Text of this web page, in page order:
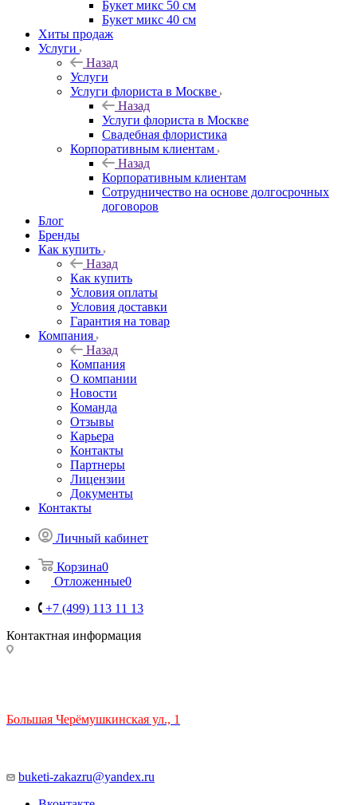
Букет микс 50 см
Букет микс 40 см
Хиты продаж
Услуги
Назад
Услуги
Услуги флориста в Москве
Назад
Услуги флориста в Москве
Свадебная флористика
Корпоративным клиентам
Назад
Корпоративным клиентам
Сотрудничество на основе долгосрочных
договоров
Блог
Бренды
Как купить
Назад
Как купить
Условия оплаты
Условия доставки
Гарантия на товар
Компания
Назад
Компания
О компании
Новости
Команда
Отзывы
Карьера
Контакты
Партнеры
Лицензии
Документы
Контакты
Личный кабинет
Корзина0
Отложенные0
+7 (499) 113 11 13
Контактная информация
Большая Черёмушкинская ул., 1
buketi-zakazru@yandex.ru